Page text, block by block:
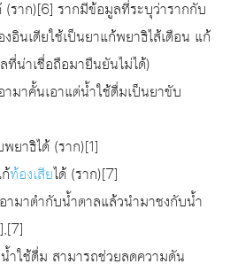
(ราก)[6] รากมีข้อมูลที่ระบุว่ารากกับ
อินเดียใช้เป็นยาแก้พยาธิไส้เดือน แก้
น่าเชื่อถือมายืนยันไม่ได้)
มาคั้นเอาแต่น้ำใช้ดื่มเป็นยาขับ
ยาธิได้ (ราก)[1]
ท้องเสียได้ (ราก)[7]
ามาตำกับน้ำตาลแล้วนำมาชงกับน้ำ
ำใช้ดื่ม สามารถช่วยลดความดัน